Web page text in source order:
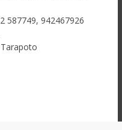
587749, 942467926
Tarapoto